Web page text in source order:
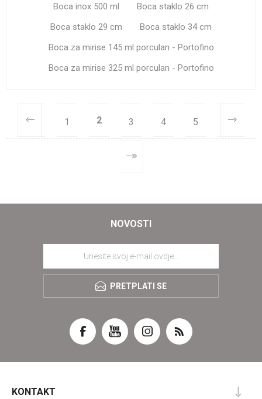
Boca inox 500 ml
Boca staklo 26 cm
Boca staklo 29 cm
Boca staklo 34 cm
Boca za mirise 145 ml porculan - Portofino
Boca za mirise 325 ml porculan - Portofino
1 2 3 4 5
NOVOSTI
PRETPLATI SE
KONTAKT